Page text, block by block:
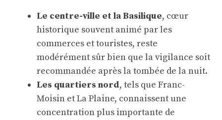
Le centre-ville et la Basilique, cœur
historique souvent animé par les
commerces et touristes, reste
modérément sûr bien que la vigilance soit
recommandée après la tombée de la nuit.
Les quartiers nord, tels que Franc-
Moisin et La Plaine, connaissent une
concentration plus importante de